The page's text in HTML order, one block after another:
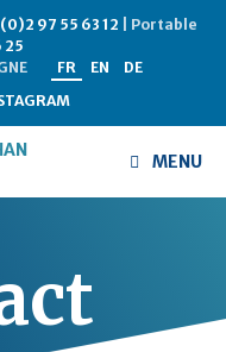
97 55 63 12 | Portable
25
FR EN
DE
MENU